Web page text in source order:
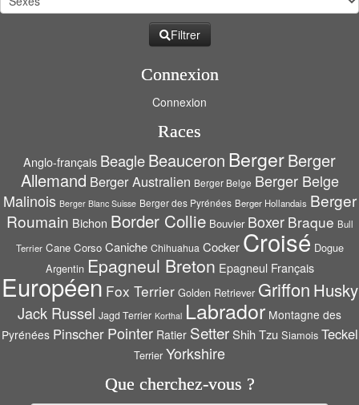
Filtrer
Connexion
Connexion
Races
Anglo-français BeagleBeauceron BergerBerger
Allemand Berger Australien Berger Belge Berger Belge
Malinois Berger Blanc Suisse Berger des Pyrénées Berger Hollandais Berger
Roumain Bichon Border Collie Bouvier Boxer Braque Bull
Terrier Cane Corso Caniche Chihuahua Cocker Croisé Dogue
Argentin Epagneul Breton Epagneul Français
Européen Fox Terrier Golden Retriever Griffon Husky
Jack Russel Jagd Terrier Korthal Labrador Montagne des
Pyrénées Pinscher Pointer Ratier Setter Shih Tzu Siamois Teckel
Terrier Yorkshire
Que cherchez-vous ?